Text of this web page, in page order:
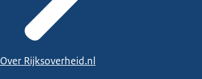
Over Rijksoverheid.nl